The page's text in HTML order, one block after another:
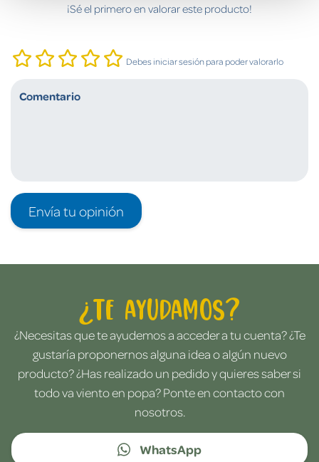
¡Sé el primero en valorar este producto!
Debes iniciar sesión para poder valorarlo
Envía tu opinión
¿Te ayudamos?
¿Necesitas que te ayudemos a acceder a tu cuenta? ¿Te
gustaría proponernos alguna idea o algún nuevo
producto? ¿Has realizado un pedido y quieres saber si
todo va viento en popa? Ponte en contacto con
nosotros.
WhatsApp